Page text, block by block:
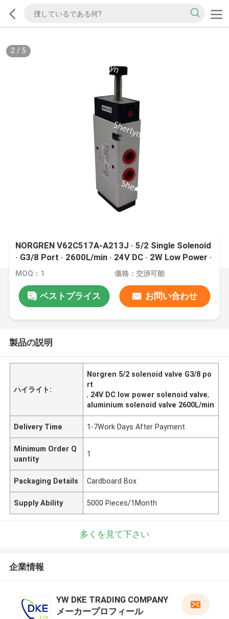
2/ 5
NORGREN V62C517A-A213J · 5/2 Single Solenoid
· G3/8 Port · 2600L/min · 24V DC · 2W Low Power ·
Push Locked · Aluminium
MOQ：1 価格：交渉可能
ベストプライス お問い合わせ
製品の説明
ハイライト:
Norgren 5/2 solenoid valve G3/8 po
rt
, 24V DC low power solenoid valve,
aluminium solenoid valve 2600L/min
Delivery Time 1-7Work Days After Payment
Minimum Order Q
uantity
1
Packaging Details Cardboard Box
Supply Ability 5000 Pieces/1Month
多くを見て下さい
企業情報
YW DKE TRADING COMPANY
メーカープロフィール